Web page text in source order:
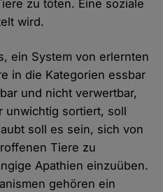
zu töten. Eine soziale
wird.
ein System von erlernten
in die Kategorien essbar
und nicht verwertbar,
unwichtig sortiert, soll
soll es sein, sich von
Tiere zu
Apathien einzuüben.
gehören ein